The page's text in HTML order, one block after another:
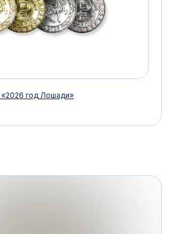
год Лошади»